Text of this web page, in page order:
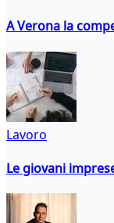
A Verona la
Lavoro
Le giovani